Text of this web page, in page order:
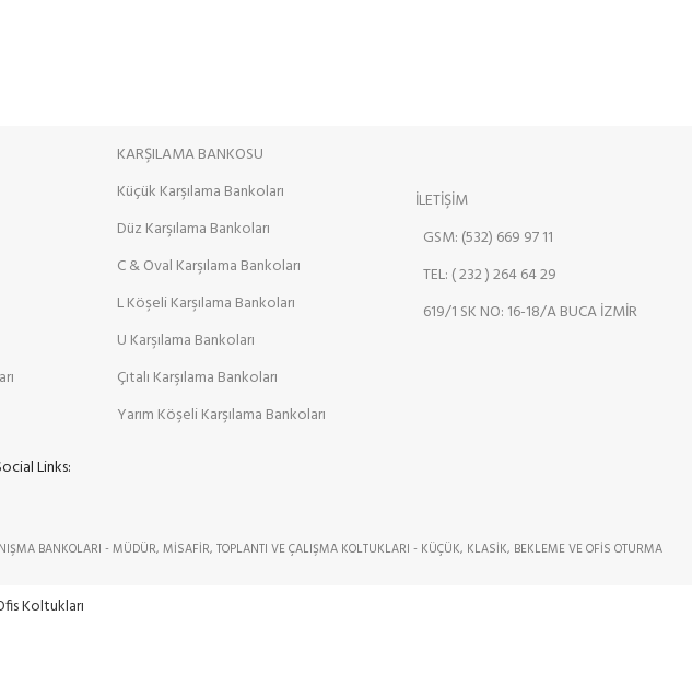
KARŞILAMA BANKOSU
Küçük Karşılama Bankoları
Düz Karşılama Bankoları
C & Oval Karşılama Bankoları
L Köşeli Karşılama Bankoları
U Karşılama Bankoları
Çıtalı Karşılama Bankoları
Yarım Köşeli Karşılama Bankoları
İLETİŞİM
GSM: (532) 669 97 11
TEL: ( 232 ) 264 64 29
619/1 SK NO: 16-18/A BUCA İZMİR
Links:
BANKOLARI - MÜDÜR, MİSAFİR, TOPLANTI VE ÇALIŞMA KOLTUKLARI - KÜÇÜK, KLASİK, BEKLEME VE OFİS OTURMA
Koltukları